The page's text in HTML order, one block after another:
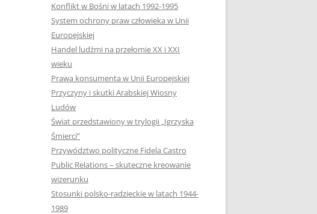
Konflikt w Bośni w latach 1992-1995
System ochrony praw człowieka w Unii
Europejskiej
Handel ludźmi na przełomie XX i XXI
wieku
Prawa konsumenta w Unii Europejskiej
Przyczyny i skutki Arabskiej Wiosny
Ludów
Świat przedstawiony w trylogii „Igrzyska
Śmierci”
Przywództwo polityczne Fidela Castro
Public Relations – skuteczne kreowanie
wizerunku
Stosunki polsko-radzieckie w latach 1944-
1989